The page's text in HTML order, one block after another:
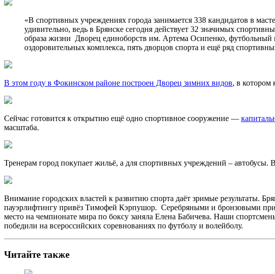
«В спортивных учреждениях города занимается 338 кандидатов в
удивительно, ведь в Брянске сегодня действует 32 значимых
образа жизни Дворец единоборств им. Артема Осипенко,
оздоровительных комплекса, пять дворцов спорта и ещё ряд
В этом году в Фокинском районе построен Дворец зимних видов, в котором
Сейчас готовится к открытию ещё одно спортивное сооружение —
масштаба.
Тренерам город покупает жильё, а для спортивных учреждений –
Внимание городских властей к развитию спорта даёт зримые результаты.
пауэрлифтингу привёз Тимофей Кэрпушор. Серебряными и бронзовыми
место на чемпионате мира по боксу заняла Елена Бабичева. Наши
победили на всероссийских соревнованиях по футболу и волейболу.
Читайте также